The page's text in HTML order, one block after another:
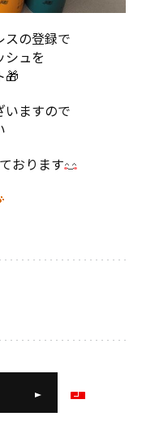
スの登録で
シュを
🎁
いますので
おります
次